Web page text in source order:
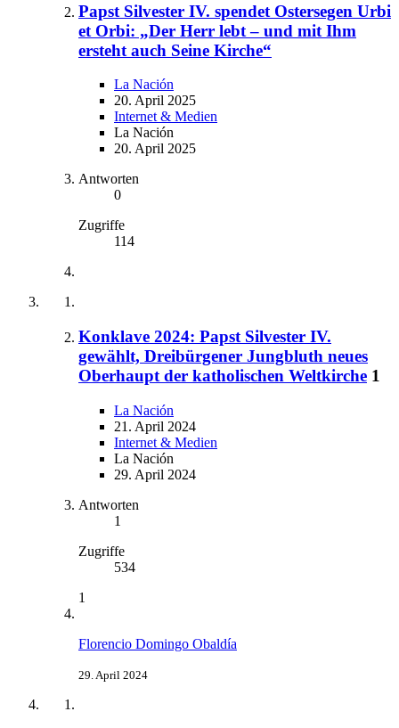
Papst Silvester IV. spendet Ostersegen Urbi
et Orbi: „Der Herr lebt – und mit Ihm
ersteht auch Seine Kirche“
La Nación
20. April 2025
Internet & Medien
La Nación
20. April 2025
Antworten
0
Zugriffe
114
Konklave 2024: Papst Silvester IV.
gewählt, Dreibürgener Jungbluth neues
Oberhaupt der katholischen Weltkirche 1
La Nación
21. April 2024
Internet & Medien
La Nación
29. April 2024
Antworten
1
Zugriffe
534
1
Florencio Domingo Obaldía
29. April 2024